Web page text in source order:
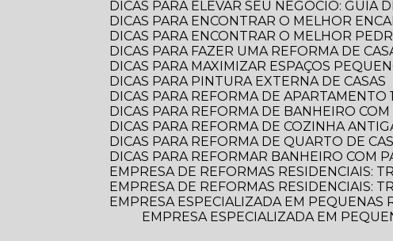
DICAS PARA ELEVAR SEU NEGÓCIO: GUIA
DICAS PARA ENCONTRAR O MELHOR
DICAS PARA ENCONTRAR O MELHOR
DICAS PARA FAZER UMA REFORMA DE
DICAS PARA MAXIMIZAR ESPAÇOS
DICAS PARA PINTURA EXTERNA DE CASAS
DICAS PARA REFORMA DE
DICAS PARA REFORMA DE BANHEIRO
DICAS PARA REFORMA DE COZINHA
DICAS PARA REFORMA DE QUARTO DE
DICAS PARA REFORMAR BANHEIRO COM
EMPRESA DE REFORMAS RESIDENCIAIS:
EMPRESA DE REFORMAS RESIDENCIAIS:
EMPRESA ESPECIALIZADA EM PEQUENAS
EMPRESA ESPECIALIZADA EM PEQUENAS REFORMAS: TRANSFORME SEU ESPAÇO COM PROFISSIONALISMO E